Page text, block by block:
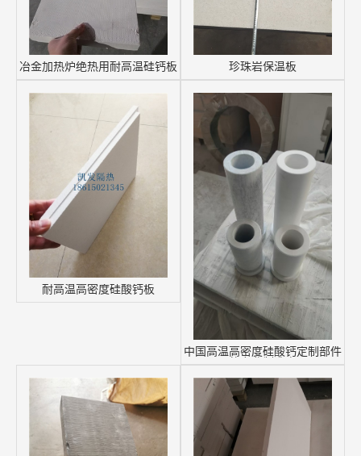
冶金加热炉绝热用耐高温硅钙板 珍珠岩保温板
耐高温高密度硅酸钙板
中国高温高密度硅酸钙定制部件
的专业制造商